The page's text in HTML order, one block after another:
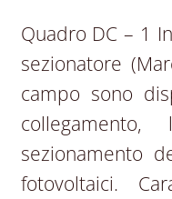
Quadro DC – 1
sezionatore
campo sono
sezionamento
fotovoltaici.